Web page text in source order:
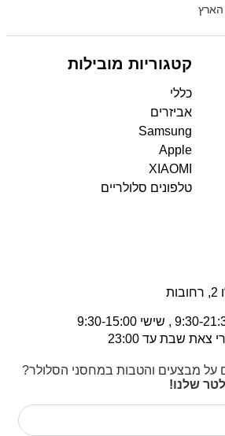
מבצעים והטבות במחסני הסלולר?
שלנו!
קטגוריות מובילות
כללי
אביזרים
Samsung
Apple
XIAOMI
טלפונים סלולריים
שבת עד 23:00